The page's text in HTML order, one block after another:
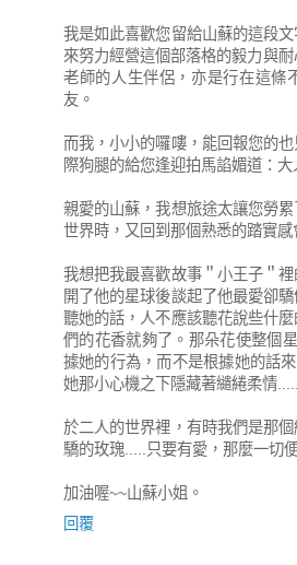
我是如此喜歡您留給山蘇的這段
來努力經營這個部落格的毅力與
老師的人生伴侶，亦是行在這條
友。
而我，小小的囉嘍，能回報您的
際狗腿的給您逢迎拍馬諂媚道：大
親愛的山蘇，我想旅途太讓您勞
世界時，又回到那個熟悉的踏實
我想把我最喜歡故事＂小王子＂
開了他的星球後談起了他最愛卻
聽她的話，人不應該聽花說些什
們的花香就夠了。那朵花使整個
據她的行為，而不是根據她的話
她那小心機之下隱藏著繾綣柔情......
於二人的世界裡，有時我們是那
驕的玫瑰.....只要有愛，那麼一切
加油喔~~山蘇小姐。
回覆